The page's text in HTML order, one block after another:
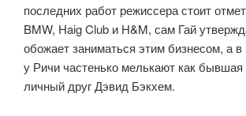
последних работ режиссера стоит
BMW, Haig Club и H&M, сам Гай
обожает заниматься этим бизнесом, а
у Ричи частенько мелькают как бывшая
личный друг Дэвид Бэкхем.